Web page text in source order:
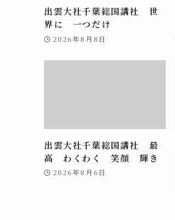
出雲大社千葉総国講社 世
界に 一つだけ
2026年8月8日
出雲大社千葉総国講社 最
高 わくわく 笑顔 輝き
2026年8月6日